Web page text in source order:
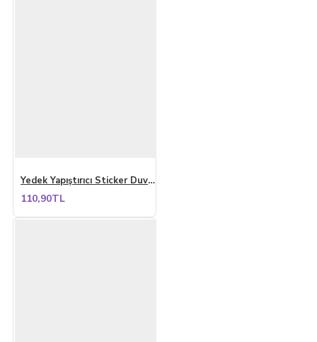
Yedek Yapıştırıcı Sticker Duvar Yapışkan Sihirli Banyo Düzenleyici Yedek Yapıştırıcısı 4 Adet
110,90TL